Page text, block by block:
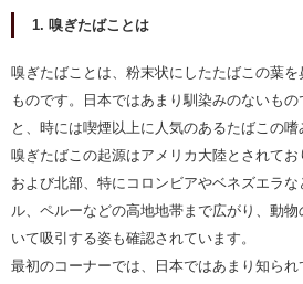
1. 嗅ぎたばことは
嗅ぎたばことは、粉末状にしたたばこの葉
ものです。日本ではあまり馴染みのないも
と、時には喫煙以上に人気のあるたばこの嗜
嗅ぎたばこの起源はアメリカ大陸とされて
および北部、特にコロンビアやベネズエラ
ル、ペルーなどの高地地帯まで広がり、動
いて吸引する姿も確認されています。
最初のコーナーでは、日本ではあまり知ら